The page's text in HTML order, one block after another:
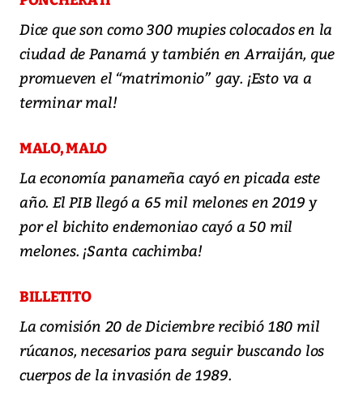
Dice que son como 300 mupies colocados en la
ciudad de Panamá y también en Arraiján, que
promueven el “matrimonio” gay. ¡Esto va a
terminar mal!
MALO, MALO
La economía panameña cayó en picada este
año. El PIB llegó a 65 mil melones en 2019 y
por el bichito endemoniao cayó a 50 mil
melones. ¡Santa cachimba!
BILLETITO
La comisión 20 de Diciembre recibió 180 mil
rúcanos, necesarios para seguir buscando los
cuerpos de la invasión de 1989.